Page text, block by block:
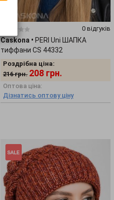
0 відгуків
Caskona • PERI Uni ШАПКА
тиффани CS 44332
Роздрібна ціна:
216 грн. 208 грн.
Оптова ціна:
Дізнатись оптову ціну